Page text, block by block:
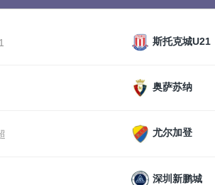
斯托克城U21
奥萨苏纳
尤尔加登
深圳新鹏城